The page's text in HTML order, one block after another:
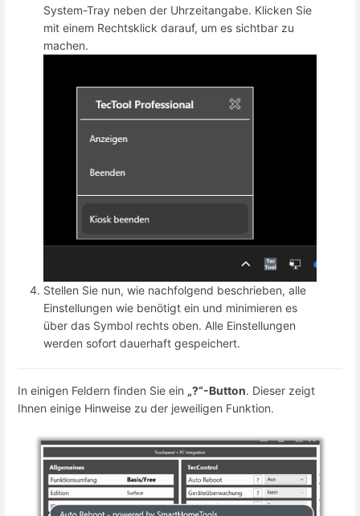
System-Tray neben der Uhrzeitangabe. Klicken Sie
mit einem Rechtsklick darauf, um es sichtbar zu
machen.
Stellen Sie nun, wie nachfolgend beschrieben, alle
Einstellungen wie benötigt ein und minimieren es
über das Symbol rechts oben. Alle Einstellungen
werden sofort dauerhaft gespeichert.
In einigen Feldern finden Sie ein „?“-Button. Dieser zeigt
Ihnen einige Hinweise zu der jeweiligen Funktion.